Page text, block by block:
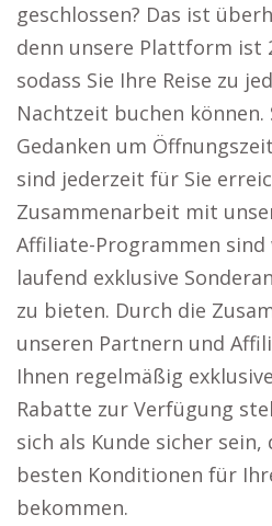
geschlossen? Das ist
denn unsere Plattform ist
sodass Sie Ihre Reise zu
Nachtzeit buchen können.
Gedanken um
sind jederzeit für Sie
Zusammenarbeit mit
Affiliate-Programmen sind
laufend exklusive
zu bieten. Durch die
unseren Partnern und
Ihnen regelmäßig
Rabatte zur Verfügung
sich als Kunde sicher sein,
besten Konditionen für
bekommen.